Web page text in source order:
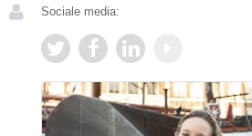
Sociale media: